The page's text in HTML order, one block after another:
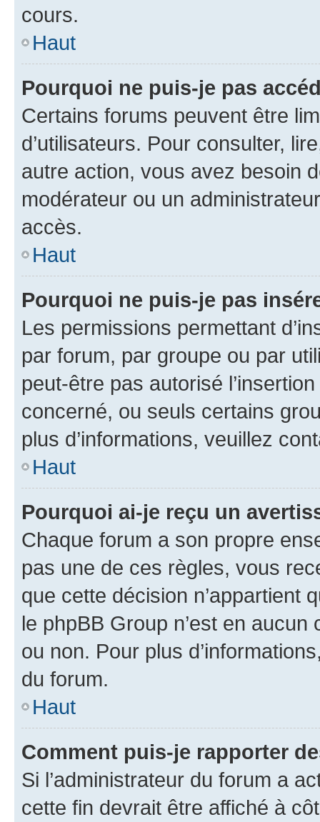
cours.
Haut
Pourquoi ne puis-je pas
Certains forums peuvent être
d’utilisateurs. Pour consulter,
autre action, vous avez besoin
modérateur ou un
accès.
Haut
Pourquoi ne puis-je pas
Les permissions permettant
par forum, par groupe ou par
peut-être pas autorisé
concerné, ou seuls certains
plus d’informations, veuillez
Haut
Pourquoi ai-je reçu un
Chaque forum a son propre
pas une de ces règles, vous
que cette décision n’appartient
le phpBB Group n’est en
ou non. Pour plus
du forum.
Haut
Comment puis-je rapporter
Si l’administrateur du forum a
cette fin devrait être affiché à